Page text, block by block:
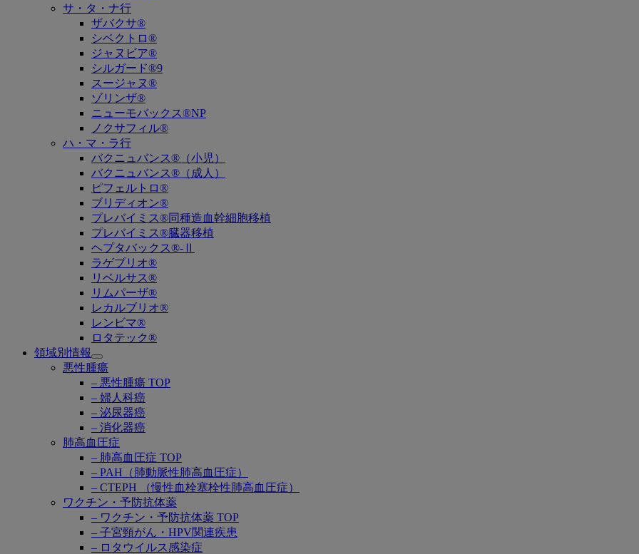
サ・タ・ナ行
ザバクサ®
シベクトロ®
ジャヌビア®
シルガード®9
スージャヌ®
ゾリンザ®
ニューモバックス®NP
ノクサフィル®
ハ・マ・ラ行
バクニュバンス®（小児）
バクニュバンス®（成人）
ピフェルトロ®
ブリディオン®
プレバイミス®同種造血幹細胞移植
プレバイミス®臓器移植
ヘプタバックス®-Ⅱ
ラゲブリオ®
リベルサス®
リムパーザ®
レカルブリオ®
レンビマ®
ロタテック®
領域別情報
Open
submenu
悪性腫瘍
– 悪性腫瘍 TOP
– 婦人科癌
– 泌尿器癌
– 消化器癌
肺高血圧症
– 肺高血圧症 TOP
– PAH（肺動脈性肺高血圧症）
– CTEPH （慢性血栓塞栓性肺高血圧症）
ワクチン・予防抗体薬
– ワクチン・予防抗体薬 TOP
– 子宮頸がん・HPV関連疾患
– ロタウイルス感染症